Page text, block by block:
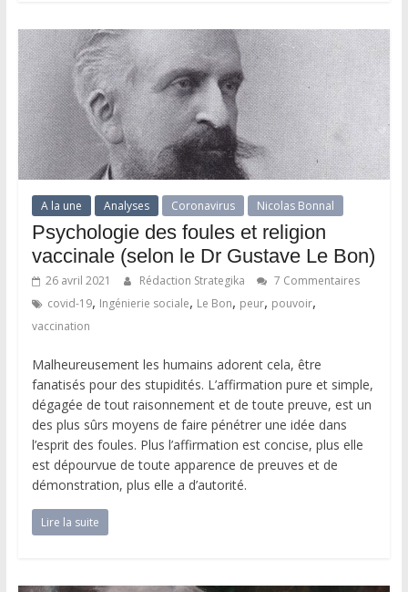
A la une Analyses Coronavirus Nicolas Bonnal
Psychologie des foules et religion
vaccinale (selon le Dr Gustave Le Bon)
26 avril 2021 Rédaction Strategika
7 Commentaires
covid-19, Ingénierie sociale, Le Bon, peur, pouvoir,
vaccination
Malheureusement les humains adorent cela, être
fanatisés pour des stupidités. L’affirmation pure et simple,
dégagée de tout raisonnement et de toute preuve, est un
des plus sûrs moyens de faire pénétrer une idée dans
l’esprit des foules. Plus l’affirmation est concise, plus elle
est dépourvue de toute apparence de preuves et de
démonstration, plus elle a d’autorité.
Lire la suite